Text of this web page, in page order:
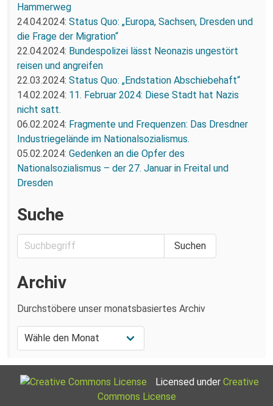
Hammerweg
24.04.2024: Status Quo: „Europa, Sachsen, Dresden und
die Frage der Migration“
22.04.2024: Bundespolizei lässt Neonazis ungestört
reisen und angreifen
22.03.2024: Status Quo: „Endstation Abschiebehaft“
14.02.2024: 11. Februar 2024: Diese Stadt hat Nazis
nicht satt.
06.02.2024: Fragmente und Frequenzen: Das Dresdner
Industriegelände im Nationalsozialismus.
05.02.2024: Gedenken an die Opfer des
Nationalsozialismus – der 27. Januar in Freital und
Dresden
Suche
Archiv
Durchstöbere unser monatsbasiertes Archiv
Licensed under Creative
Commons License